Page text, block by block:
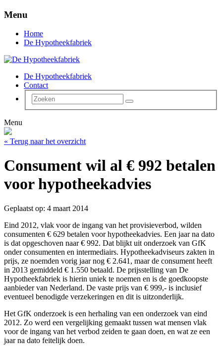
Menu
Home
De Hypotheekfabriek
De Hypotheekfabriek
Contact
Menu
« Terug naar het overzicht
Consument wil al € 992 betalen
voor hypotheekadvies
Geplaatst op: 4 maart 2014
Eind 2012, vlak voor de ingang van het provisieverbod, wilden
consumenten € 629 betalen voor hypotheekadvies. Een jaar na dato
is dat opgeschoven naar € 992. Dat blijkt uit onderzoek van GfK
onder consumenten en intermediairs. Hypotheekadviseurs zakten in
prijs, ze noemden vorig jaar nog € 2.641, maar de consument heeft
in 2013 gemiddeld € 1.550 betaald. De prijsstelling van De
Hypotheekfabriek is hierin uniek te noemen en is de goedkoopste
aanbieder van Nederland. De vaste prijs van € 999,- is inclusief
eventueel benodigde verzekeringen en dit is uitzonderlijk.
Het GfK onderzoek is een herhaling van een onderzoek van eind
2012. Zo werd een vergelijking gemaakt tussen wat mensen vlak
voor de ingang van het verbod zeiden te gaan doen, en wat ze een
jaar na dato feitelijk doen.